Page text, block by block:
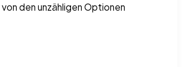
den unzähligen Optionen